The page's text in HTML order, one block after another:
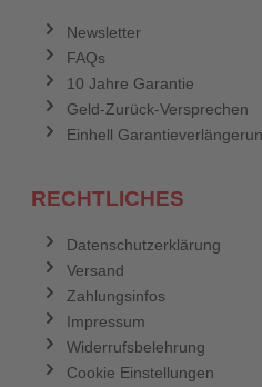
Newsletter
FAQs
10 Jahre Garantie
Geld-Zurück-Versprechen
Einhell
RECHTLICHES
Datenschutzerklärung
Versand
Zahlungsinfos
Impressum
Widerrufsbelehrung
Cookie Einstellungen